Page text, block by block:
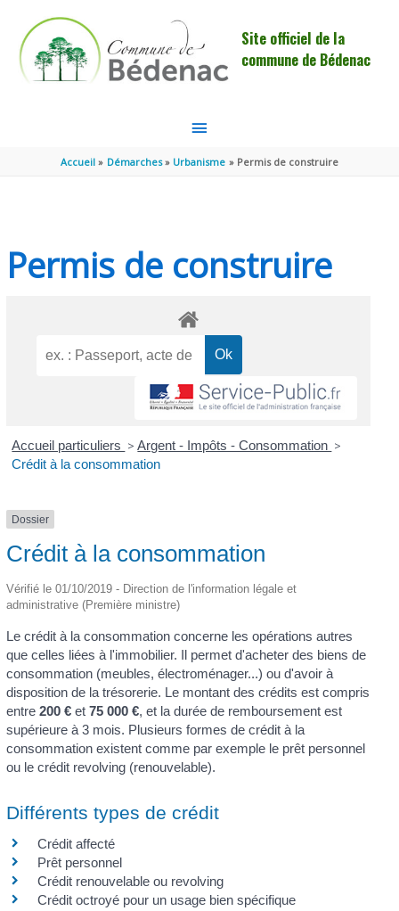
Site officiel de la
commune de Bédenac
MENU
PRINCIPAL
Accueil Démarches Urbanisme Permis de construire
Permis de construire
Accueil particuliers > Argent - Impôts - Consommation >
Crédit à la consommation
Dossier
Crédit à la consommation
Vérifié le 01/10/2019 - Direction de l'information légale et
administrative (Première ministre)
Le crédit à la consommation concerne les opérations autres
que celles liées à l'immobilier. Il permet d'acheter des biens de
consommation (meubles, électroménager...) ou d'avoir à
disposition de la trésorerie. Le montant des crédits est compris
entre 200 €et 75 000 €, et la durée de remboursement est
supérieure à 3 mois. Plusieurs formes de crédit à la
consommation existent comme par exemple le prêt personnel
ou le crédit revolving (renouvelable).
Différents types de crédit
Crédit affecté
Prêt personnel
Crédit renouvelable ou revolving
Crédit octroyé pour un usage bien spécifique